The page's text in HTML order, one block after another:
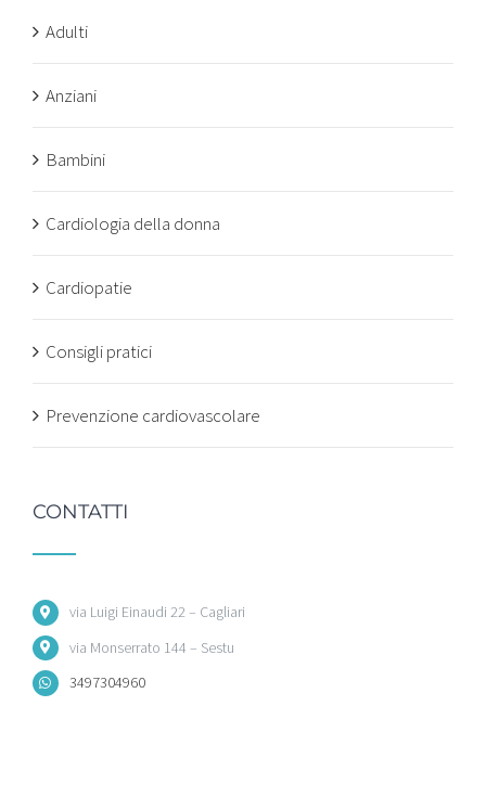
Adulti
Anziani
Bambini
Cardiologia della donna
Cardiopatie
Consigli pratici
Prevenzione cardiovascolare
CONTATTI
via Luigi Einaudi 22 – Cagliari
via Monserrato 144 – Sestu
3497304960